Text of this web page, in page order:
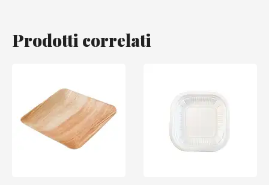
Prodotti correlati